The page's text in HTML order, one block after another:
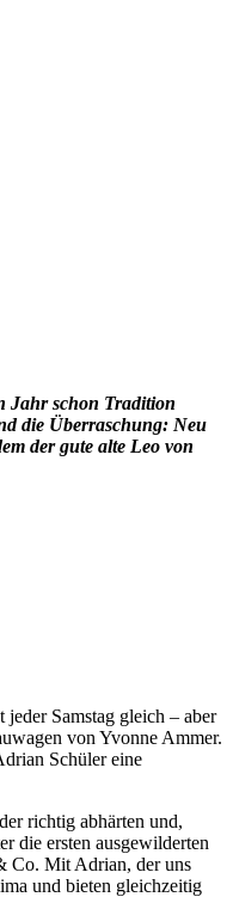
Jahr schon Tradition
die Überraschung: Neu
der gute alte Leo von
Samstag gleich – aber
von Yvonne Ammer.
Schüler eine
richtig abhärten und,
die ersten ausgewilderten
Co. Mit Adrian, der uns
und bieten gleichzeitig